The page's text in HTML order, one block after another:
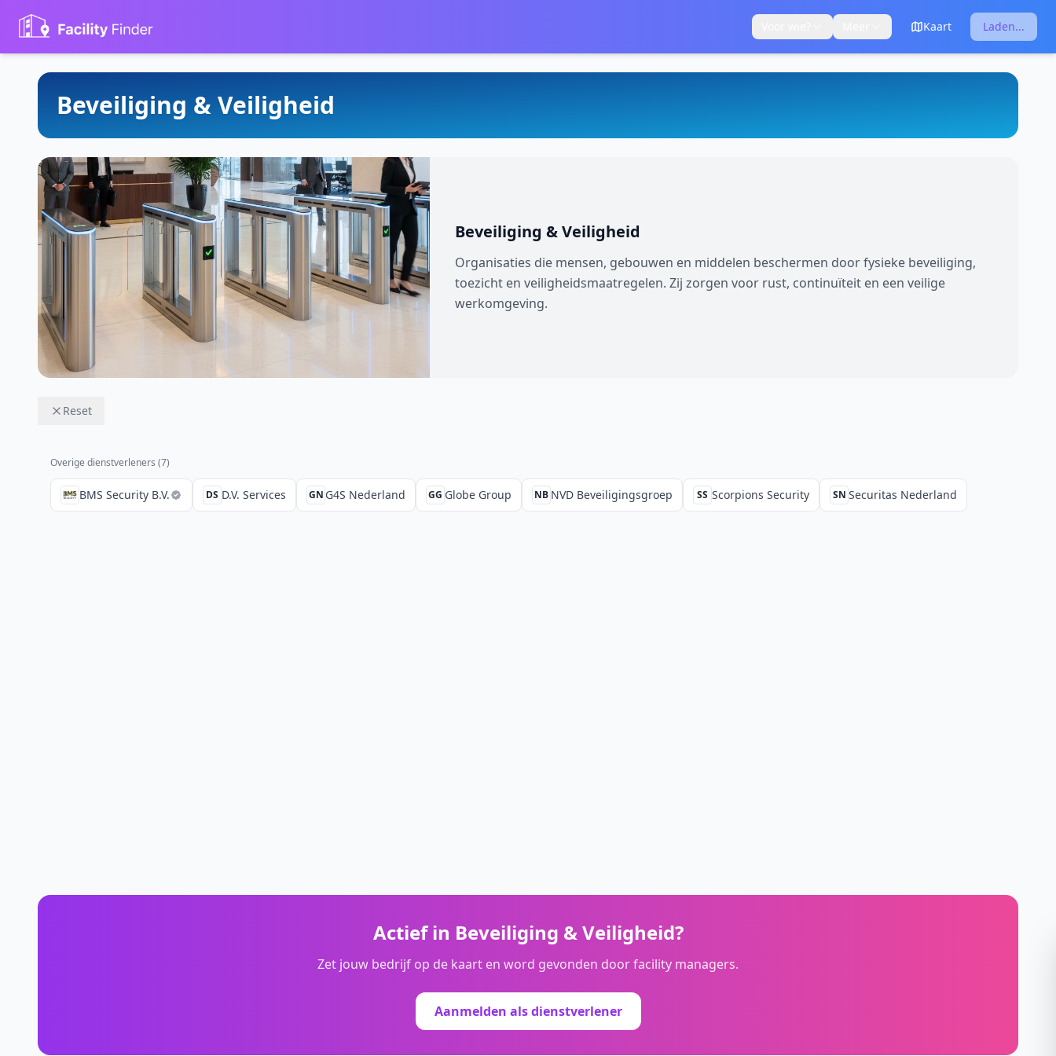
Kaart Laden...
Beveiliging & Veiligheid
Beveiliging & Veiligheid
Organisaties die mensen, gebouwen en middelen beschermen door fysieke beveiliging,
toezicht en veiligheidsmaatregelen. Zij zorgen voor rust, continuïteit en een veilige
werkomgeving.
Reset
Overige dienstverleners (7)
BMS Security B.V. DS D.V. Services GN G4S Nederland GG Globe Group NB NVD Beveiligingsgroep SS Scorpions Security SN Securitas Nederland
Actief in Beveiliging & Veiligheid?
Zet jouw bedrijf op de kaart en word gevonden door facility managers.
Aanmelden als dienstverlener